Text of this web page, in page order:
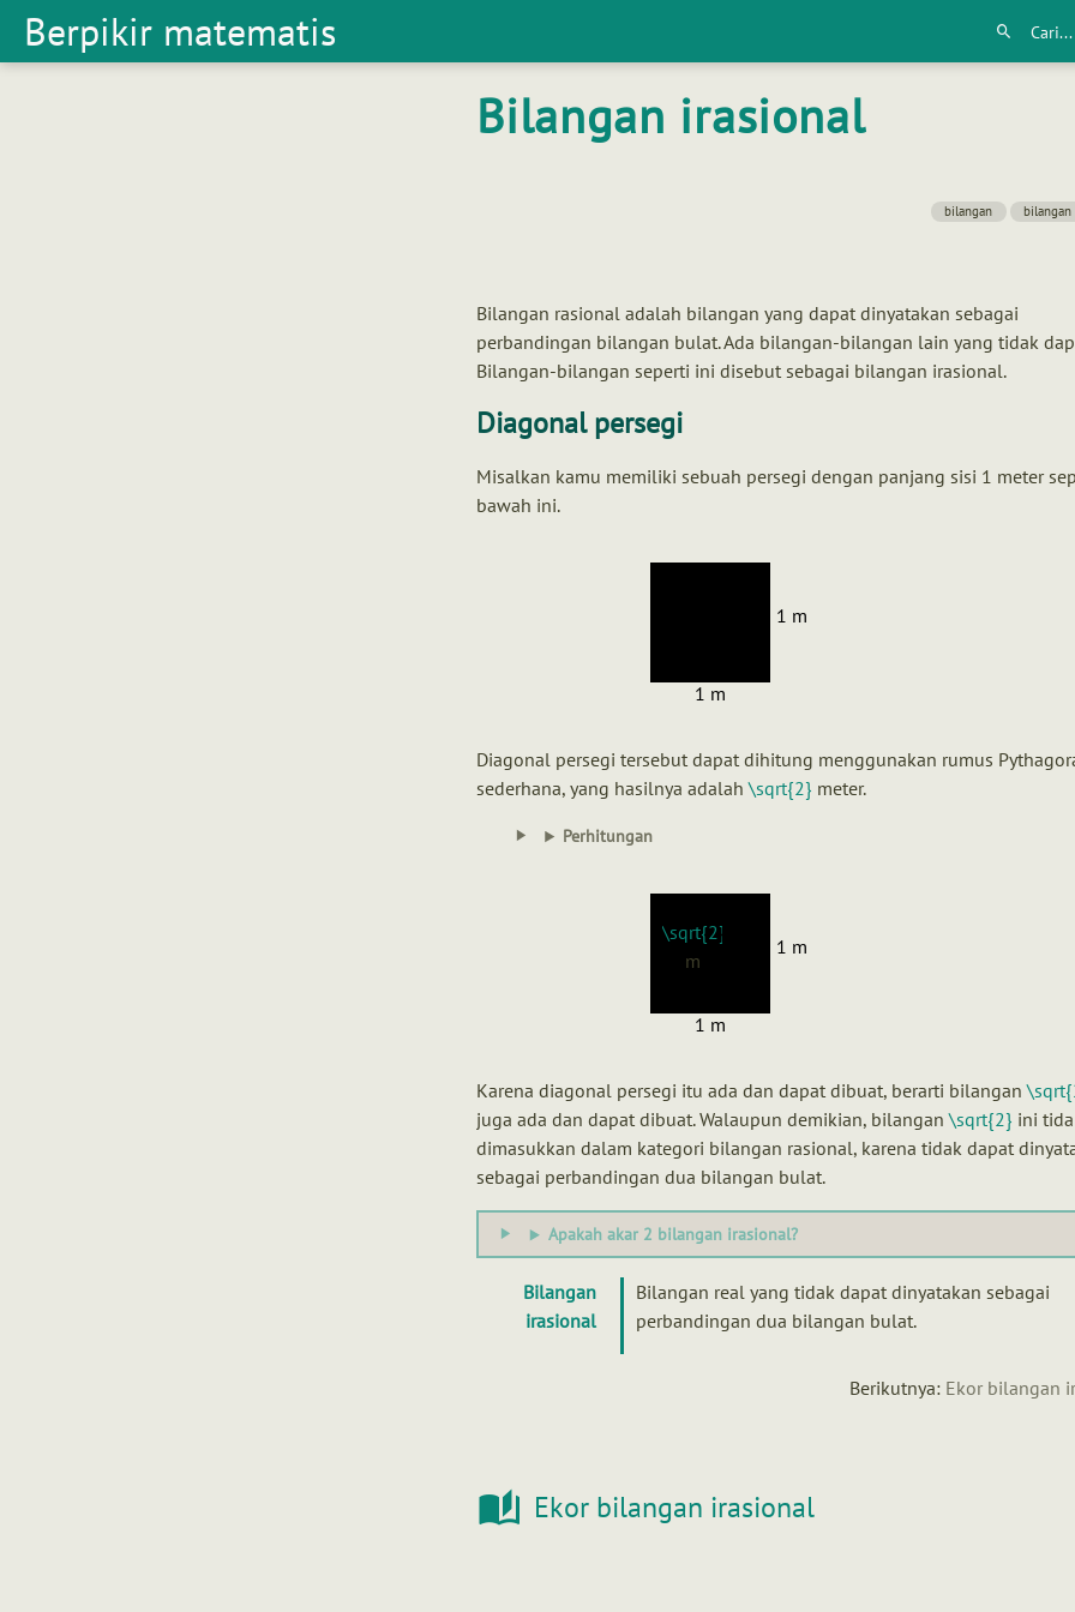
Berpikir matematis
Bilangan irasional
bilangan
Bilangan rasional adalah bilangan yang dapat dinyatakan sebagai
perbandingan bilangan bulat. Ada bilangan-bilangan lain yang tidak
Bilangan-bilangan seperti ini disebut sebagai bilangan irasional.
Diagonal persegi
Misalkan kamu memiliki sebuah persegi dengan panjang sisi 1 meter
bawah ini.
1 m
1 m
Diagonal persegi tersebut dapat dihitung menggunakan rumus
sederhana, yang hasilnya adalah\sqrt{2} meter.
Perhitungan
1 m
1 m
\sqrt{2}
m
Karena diagonal persegi itu ada dan dapat dibuat, berarti bilangan
juga ada dan dapat dibuat. Walaupun demikian, bilangan\sqrt{2} ini
dimasukkan dalam kategori bilangan rasional, karena tidak dapat
sebagai perbandingan dua bilangan bulat.
Apakah akar 2 bilangan irasional?
Bilangan
irasional
Bilangan real yang tidak dapat dinyatakan sebagai
perbandingan dua bilangan bulat.
Berikutnya: Ekor bilangan
Ekor bilangan irasional
Berpikir
matematis